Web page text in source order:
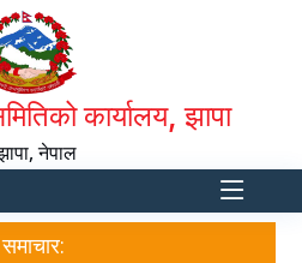
कार्यालय, झापा
नेपाल
समाचार: